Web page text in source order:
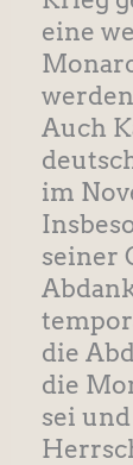
eine
Auch
im
seiner
die
die
sei